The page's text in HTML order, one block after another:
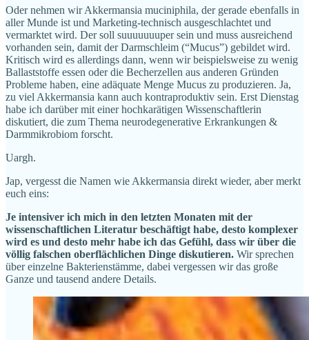
Oder nehmen wir Akkermansia muciniphila, der gerade ebenfalls in
aller Munde ist und Marketing-technisch ausgeschlachtet und
vermarktet wird. Der soll suuuuuuuper sein und muss ausreichend
vorhanden sein, damit der Darmschleim (“Mucus”) gebildet wird.
Kritisch wird es allerdings dann, wenn wir beispielsweise zu wenig
Ballaststoffe essen oder die Becherzellen aus anderen Gründen
Probleme haben, eine adäquate Menge Mucus zu produzieren. Ja,
zu viel Akkermansia kann auch kontraproduktiv sein. Erst Dienstag
habe ich darüber mit einer hochkarätigen Wissenschaftlerin
diskutiert, die zum Thema neurodegenerative Erkrankungen &
Darmmikrobiom forscht.
Uargh.
Jap, vergesst die Namen wie Akkermansia direkt wieder, aber merkt
euch eins:
Je intensiver ich mich in den letzten Monaten mit der
wissenschaftlichen Literatur beschäftigt habe, desto komplexer
wird es und desto mehr habe ich das Gefühl, dass wir über die
völlig falschen oberflächlichen Dinge diskutieren. Wir sprechen
über einzelne Bakterienstämme, dabei vergessen wir das große
Ganze und tausend andere Details.